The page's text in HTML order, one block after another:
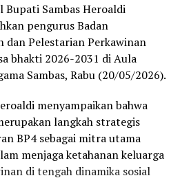
Bupati Sambas Heroaldi
pengurus Badan
dan Pelestarian Perkawinan
bhakti 2026-2031 di Aula
Sambas, Rabu (20/05/2026).
menyampaikan bahwa
langkah strategis
BP4 sebagai mitra utama
menjaga ketahanan keluarga
di tengah dinamika sosial